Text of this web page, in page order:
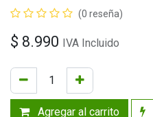
(0 reseña)
$ 8.990 IVA Incluido
Agregar al carrito